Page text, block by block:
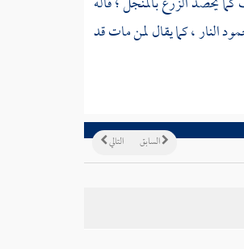
النار ، كما يقال لمن مات قد
التالي السابق